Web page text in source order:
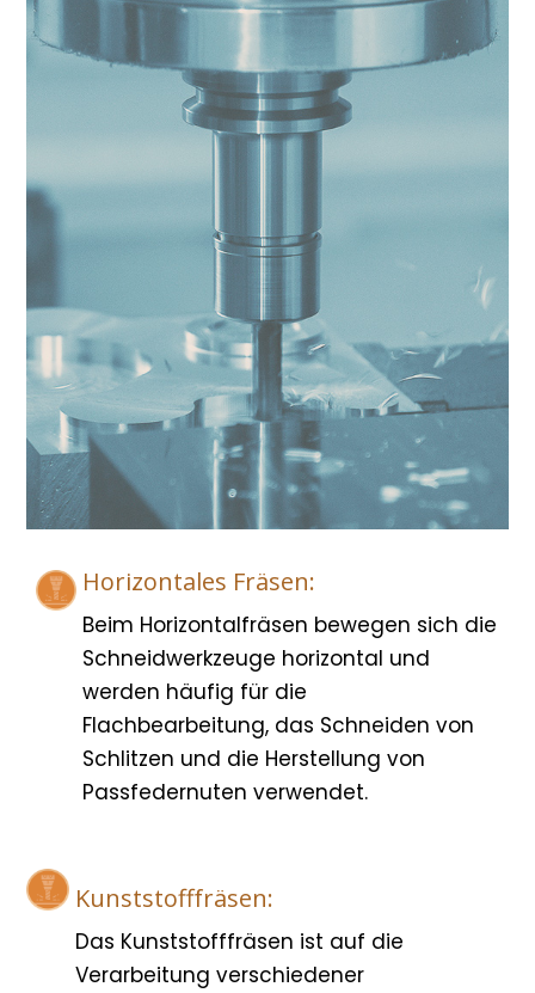
Horizontales Fräsen:
Beim Horizontalfräsen bewegen sich die
Schneidwerkzeuge horizontal und
werden häufig für die
Flachbearbeitung, das Schneiden von
Schlitzen und die Herstellung von
Passfedernuten verwendet.
Kunststofffräsen:
Das Kunststofffräsen ist auf die
Verarbeitung verschiedener